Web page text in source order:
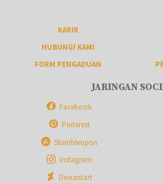
KARIR
HUBUNGI KAMI
FORM PENGADUAN
JARINGAN
Facebook
Pinterest
Stumbleupon
Instagram
Deviantart